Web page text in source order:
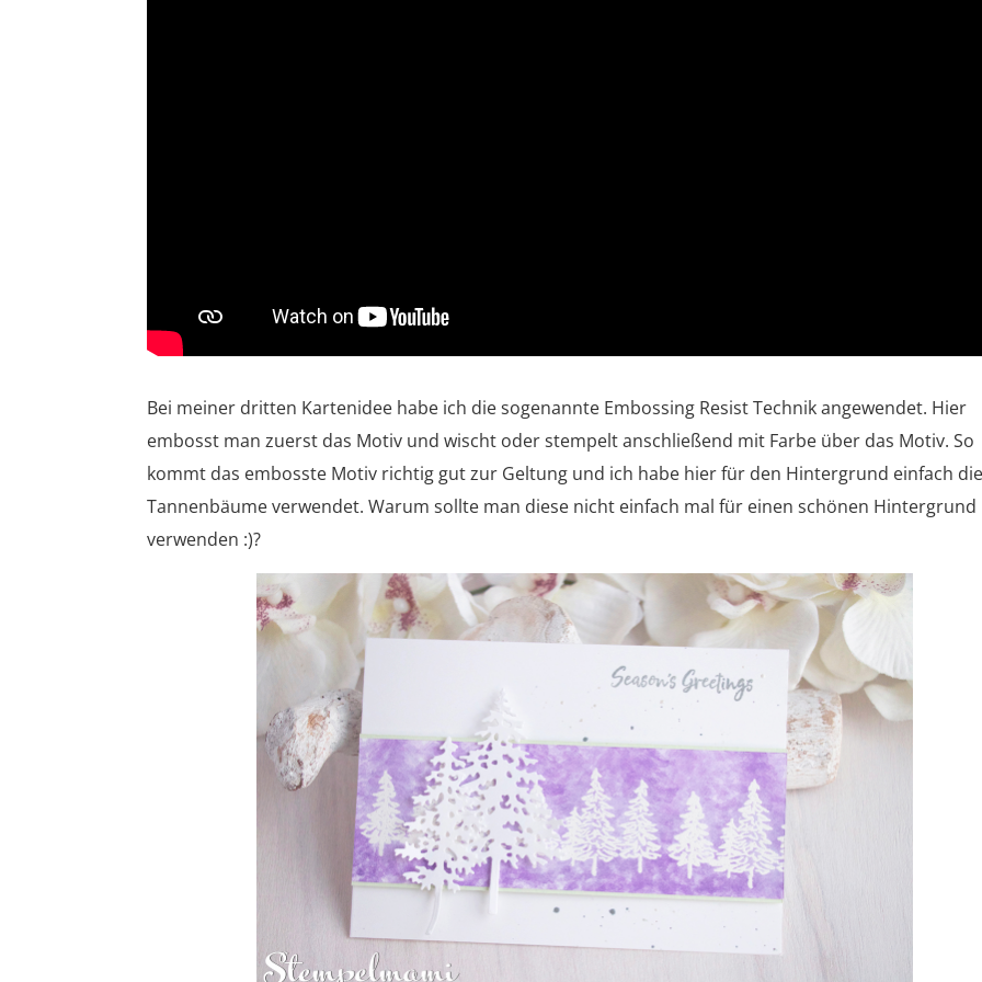
Bei meiner dritten Kartenidee habe ich die sogenannte Embossing Resist Technik angewendet. Hier
embosst man zuerst das Motiv und wischt oder stempelt anschließend mit Farbe über das Motiv. So
kommt das embosste Motiv richtig gut zur Geltung und ich habe hier für den Hintergrund einfach
Tannenbäume verwendet. Warum sollte man diese nicht einfach mal für einen schönen Hintergrund
verwenden :)?